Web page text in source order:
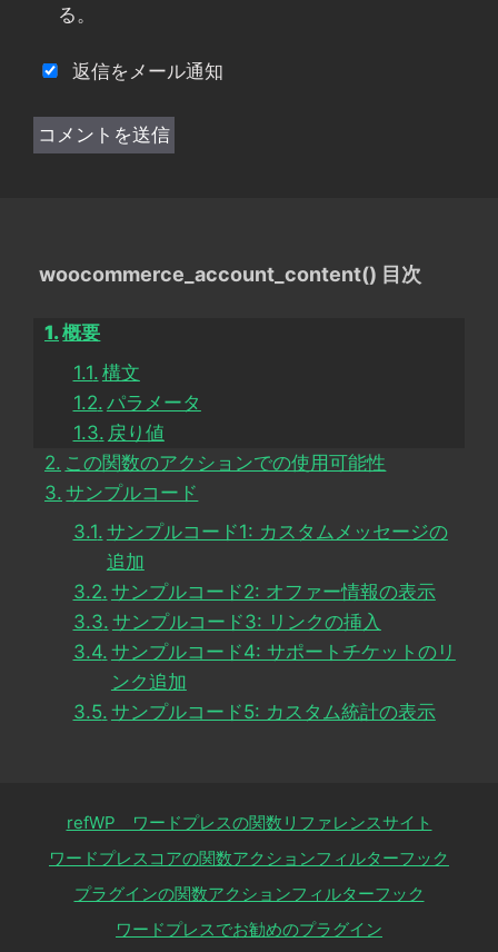
る。
返信をメール通知
woocommerce_account_content() 目次
概要
構文
パラメータ
戻り値
この関数のアクションでの使用可能性
サンプルコード
サンプルコード1: カスタムメッセージの
追加
サンプルコード2: オファー情報の表示
サンプルコード3: リンクの挿入
サンプルコード4: サポートチケットのリ
ンク追加
サンプルコード5: カスタム統計の表示
refWP ワードプレスの関数リファレンスサイト
ワードプレスコアの関数アクションフィルターフック
プラグインの関数アクションフィルターフック
ワードプレスでお勧めのプラグイン